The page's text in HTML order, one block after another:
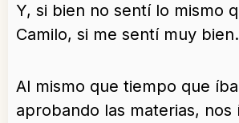
Y, si bien no sentí lo mismo
Camilo, si me sentí muy bien.
Al mismo que tiempo que
aprobando las materias, nos